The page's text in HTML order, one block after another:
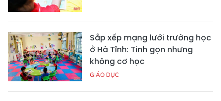
Sắp xếp mạng lưới trường học
ở Hà Tĩnh: Tinh gọn nhưng
không cơ học
GIÁO DỤC